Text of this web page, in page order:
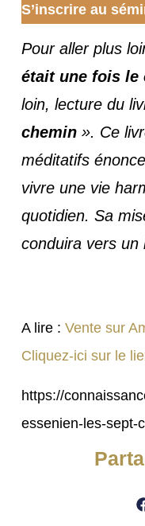
S’inscrire au
Pour aller plus
était une fois le
loin, lecture du
chemin». Ce
méditatifs
vivre une vie
quotidien. Sa
conduira vers un
A lire : Vente sur
Cliquez-ici sur le
https://
essenien-les-sept-